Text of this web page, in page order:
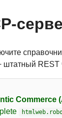
штатный REST
Commerce